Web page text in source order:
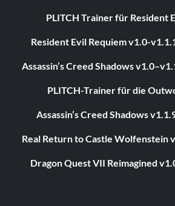
PLITCH Trainer für Resident
Resident Evil Requiem v1.0-
Assassin’s Creed Shadows
PLITCH-Trainer für die
Assassin’s Creed Shadows
Real Return to Castle Wolfenstein
Dragon Quest VII Reimagined